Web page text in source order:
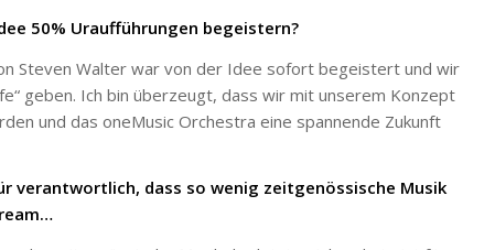
50% Uraufführungen begeistern?
Steven Walter war von der Idee sofort begeistert und wir
geben. Ich bin überzeugt, dass wir mit unserem Konzept
und das oneMusic Orchestra eine spannende Zukunft
verantwortlich, dass so wenig zeitgenössische Musik